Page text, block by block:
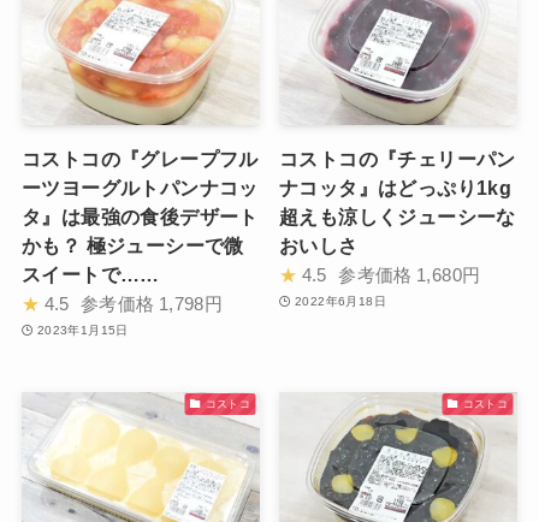
コストコの『グレープフル
ーツヨーグルトパンナコッ
タ』は最強の食後デザート
かも？ 極ジューシーで微
スイートで……
★ 4.5 参考価格 1,798円
2023年1月15日
コストコの『チェリーパン
ナコッタ』はどっぷり1kg
超えも涼しくジューシーな
おいしさ
★ 4.5 参考価格 1,680円
2022年6月18日
コストコ コストコ